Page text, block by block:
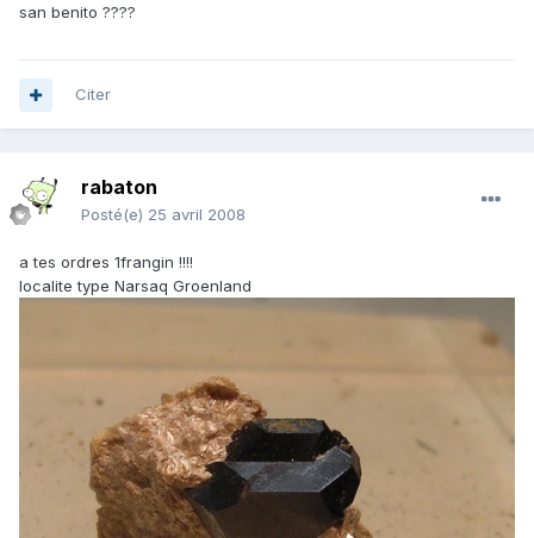
san benito ????
Citer
rabaton
Posté(e) 25 avril 2008
a tes ordres 1frangin !!!!
localite type Narsaq Groenland